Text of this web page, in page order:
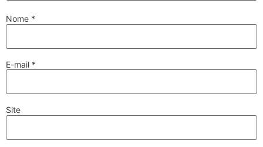
Nome *
E-mail *
Site